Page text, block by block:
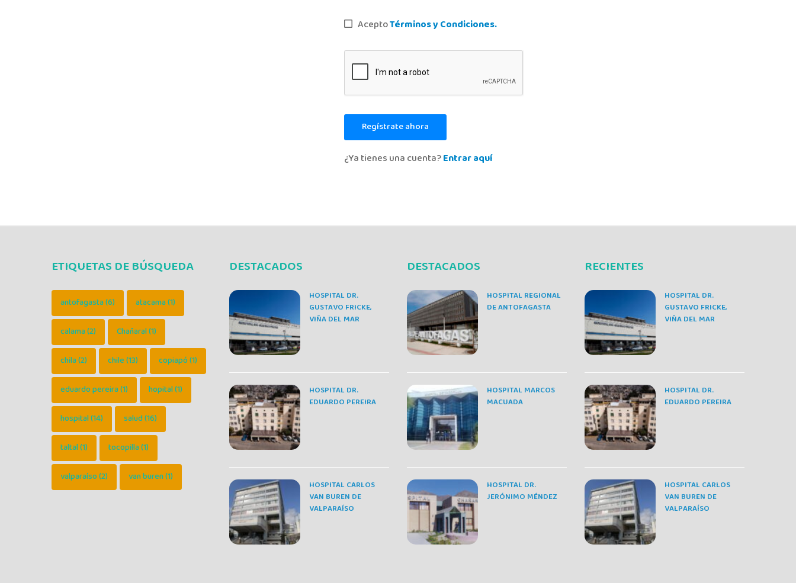
AceptoTérminos y Condiciones.
Regístrate ahora
¿Ya tienes una cuenta?Entrar aquí
ETIQUETAS DE BÚSQUEDA
antofagasta(6) atacama(1)
calama(2) Chañaral(1)
chila(2) chile(13) copiapó(1)
eduardo pereira(1) hopital(1)
hospital(14) salud(16)
taltal(1) tocopilla(1)
valparaíso(2) van buren(1)
DESTACADOS
HOSPITAL DR.
GUSTAVO FRICKE,
VIÑA DEL MAR
HOSPITAL DR.
EDUARDO PEREIRA
HOSPITAL CARLOS
VAN BUREN DE
VALPARAÍSO
DESTACADOS
HOSPITAL REGIONAL
DE ANTOFAGASTA
HOSPITAL MARCOS
MACUADA
HOSPITAL DR.
JERÓNIMO MÉNDEZ
RECIENTES
HOSPITAL DR.
GUSTAVO FRICKE,
VIÑA DEL MAR
HOSPITAL DR.
EDUARDO PEREIRA
HOSPITAL CARLOS
VAN BUREN DE
VALPARAÍSO